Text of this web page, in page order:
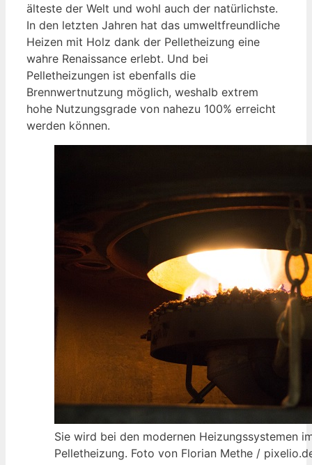
älteste der Welt und wohl auch der natürlichste.
In den letzten Jahren hat das umweltfreundliche
Heizen mit Holz dank der Pelletheizung eine
wahre Renaissance erlebt. Und bei
Pelletheizungen ist ebenfalls die
Brennwertnutzung möglich, weshalb extrem
hohe Nutzungsgrade von nahezu 100% erreicht
werden können.
Sie wird bei den modernen Heizungssystemen
Pelletheizung. Foto von Florian Methe /